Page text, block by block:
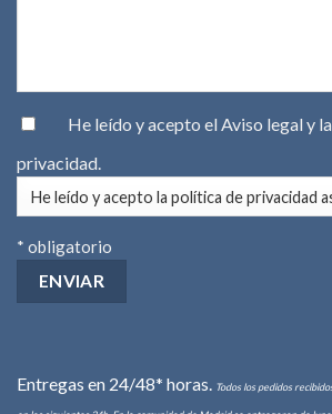
He leído y acepto elAviso legaly la
privacidad.
* obligatorio
Entregas en 24/48* horas. Todos los pedidos